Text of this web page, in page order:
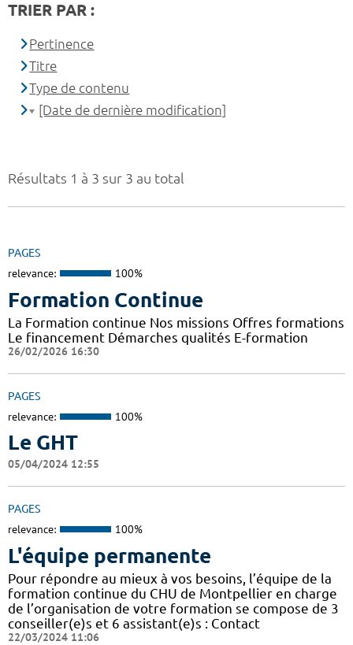
Résultats 1 à 3 sur 3 au total
PAGES
relevance: 100%
Formation Continue
La Formation continue Nos missions Offres formations
Le financement Démarches qualités E-formation
26/02/2026 16:30
PAGES
relevance: 100%
Le GHT
05/04/2024 12:55
PAGES
relevance: 100%
L'équipe permanente
Pour répondre au mieux à vos besoins, l’équipe de la
formation continue du CHU de Montpellier en charge
de l’organisation de votre formation se compose de 3
conseiller(e)s et 6 assistant(e)s : Contact
22/03/2024 11:06
TRIER PAR :
Pertinence
Titre
Type de contenu
[Date de dernière modification]